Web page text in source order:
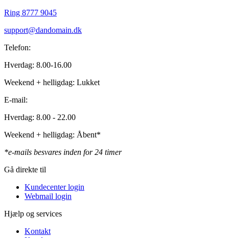
Ring 8777 9045
support@dandomain.dk
Telefon:
Hverdag: 8.00-16.00
Weekend + helligdag: Lukket
E-mail:
Hverdag: 8.00 - 22.00
Weekend + helligdag: Åbent*
*e-mails besvares inden for 24 timer
Gå direkte til
Kundecenter login
Webmail login
Hjælp og services
Kontakt